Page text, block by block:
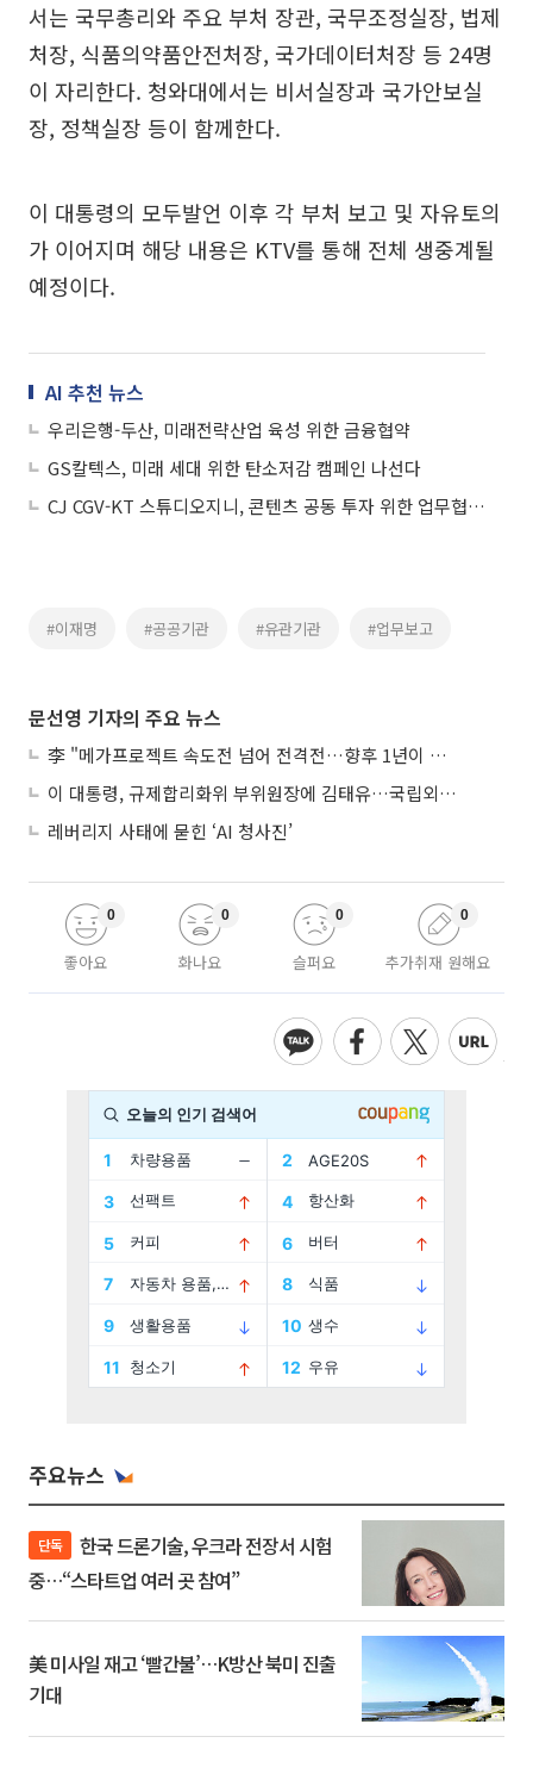
서는 국무총리와 주요 부처 장관, 국무조정실장, 법제
처장, 식품의약품안전처장, 국가데이터처장 등 24명
이 자리한다. 청와대에서는 비서실장과 국가안보실
장, 정책실장 등이 함께한다.
이 대통령의 모두발언 이후 각 부처 보고 및 자유토의
가 이어지며 해당 내용은 KTV를 통해 전체 생중계될
예정이다.
AI 추천 뉴스
우리은행-두산, 미래전략산업 육성 위한 금융협약
GS칼텍스, 미래 세대 위한 탄소저감 캠페인 나선다
CJ CGV-KT 스튜디오지니, 콘텐츠 공동 투자 위한 업무협약 체결
#이재명 #공공기관 #유관기관 #업무보고
문선영 기자의 주요 뉴스
李 "메가프로젝트 속도전 넘어 전격전…향후 1년이 골든타임"
이 대통령, 규제합리화위 부위원장에 김태유…국립외교원장 김흥규
레버리지 사태에 묻힌 ‘AI 청사진’
좋아요
0
화나요
0
슬퍼요
0
추가취재 원해요
0
주요뉴스
단독
중…“스타트업 여러 곳 참여”
美 미사일 재고 ‘빨간불’…K방산 북미 진출
기대